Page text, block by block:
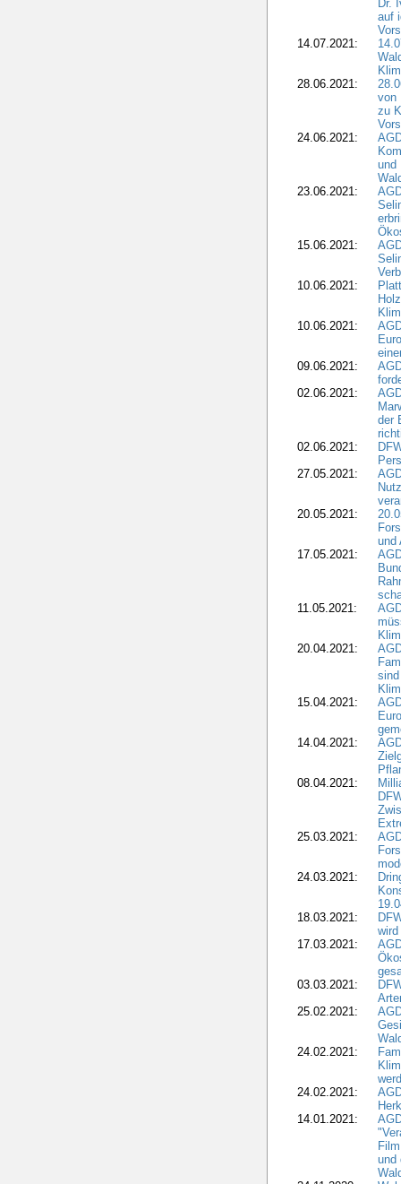
Dr.
auf
14.07.2021:
28.06.2021:
von
zu
24.06.2021:
und
23.06.2021:
15.06.2021:
10.06.2021:
10.06.2021:
09.06.2021:
02.06.2021:
der
02.06.2021:
27.05.2021:
20.05.2021:
und
17.05.2021:
11.05.2021:
20.04.2021:
15.04.2021:
14.04.2021:
08.04.2021:
25.03.2021:
24.03.2021:
18.03.2021:
17.03.2021:
03.03.2021:
25.02.2021:
24.02.2021:
24.02.2021:
14.01.2021:
und